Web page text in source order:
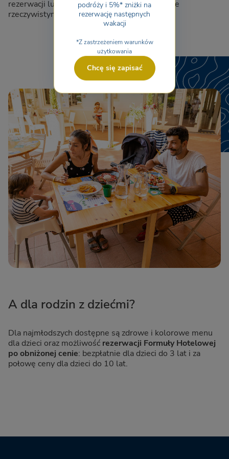
rezerwacji lub zarezerwować ją online w czasie
rzeczywistym.
A dla rodzin z dziećmi?
Dla najmłodszych dostępne są zdrowe i kolorowe menu
dla dzieci oraz możliwość rezerwacji Formuły Hotelowej
po obniżonej cenie: bezpłatnie dla dzieci do 3 lat i za
połowę ceny dla dzieci do 10 lat.
podróży i 5%* zniżki na
rezerwację następnych
wakacji
*Z zastrzeżeniem warunków
użytkowania
Chcę się zapisać